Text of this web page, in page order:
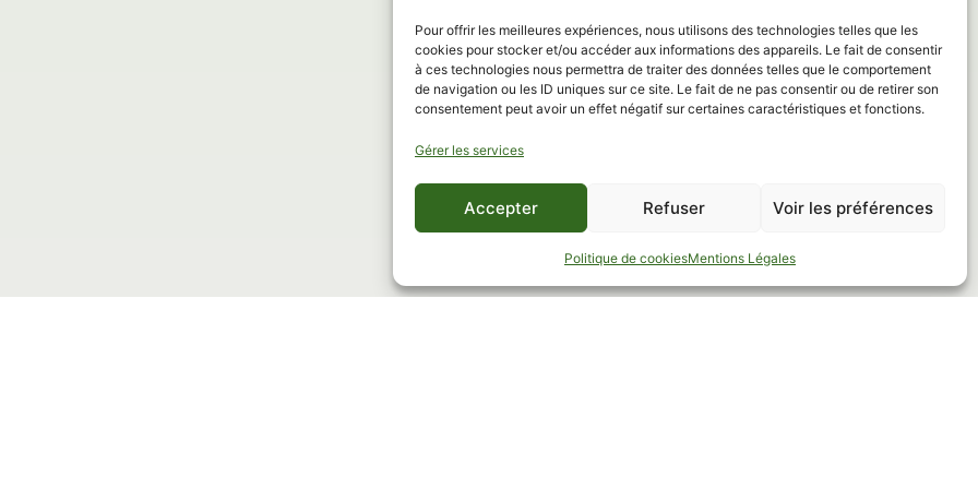
Pour offrir les meilleures expériences, nous utilisons des technologies telles que les
cookies pour stocker et/ou accéder aux informations des appareils. Le fait de consentir
à ces technologies nous permettra de traiter des données telles que le comportement
de navigation ou les ID uniques sur ce site. Le fait de ne pas consentir ou de retirer son
consentement peut avoir un effet négatif sur certaines caractéristiques et fonctions.
Gérer les services
Accepter Refuser Voir les préférences
Politique de cookiesMentions Légales
vos meilleurs moments avec
nous sur instagram